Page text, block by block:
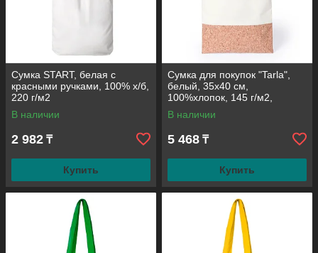
Сумка START, белая с
красными ручками, 100% х/б,
220 г/м2
В наличии
2 982 ₸
Купить
Сумка для покупок "Tarla",
белый, 35х40 см,
100%хлопок, 145 г/м2,
натуральная пробка
В наличии
5 468 ₸
Купить